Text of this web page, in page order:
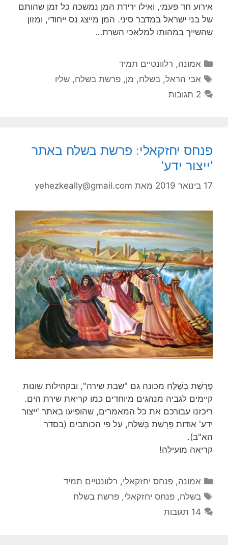
אירוע חד פעמי, ואילו ירידת המן נמשכה כל זמן שהותם
של בני ישראל במדבר סיני. המן מייצג נס ייחודי, ומזון
שהשייך במהותו למלאכי השרת…
קטגוריות
אמונה, רלוונטיים תמיד
תגיות
אבי הראל,בשלח, מן,פרשת בשלח,שליו
2 תגובות
פנחס יחזקאלי: פרשת בשלח באתר
'ייצור ידע'
17 בינואר 2019 מאת yehezkeally@gmail.com
פָּרָשַׁת בְּשַׁלַּח מכונה גם "שבת שירה", ובקהילות שונות
קיימים לגביה מנהגים מיוחדים כמו קריאת שירת הים.
ריכזנו עבורכם את כל המאמרים, שהופיעו באתר 'ייצור
ידע' אודות פָּרָשַׁת בְּשַׁלַּח, על פי הכותבים (בסדר
הא"ב).
קריאה מועילה!
קטגוריות
אמונה,פנחס יחזקאלי, רלוונטיים תמיד
תגיות
בשלח,פנחס יחזקאלי,פרשת בשלח
14 תגובות